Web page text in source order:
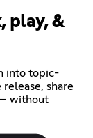
play, &
into topic-
share
without